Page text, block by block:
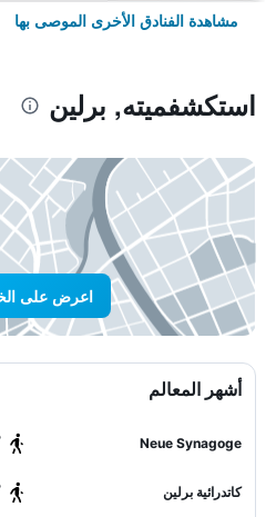
مشاهدة الفنادق الأخرى الموصى بها
استكشفميته, برلين
اعرض على
أشهر المعالم
Neue Synagoge
كاتدرائية برلين